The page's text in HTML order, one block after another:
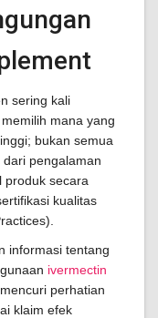
sering kali
mana yang
bukan semua
pengalaman
produk secara
kualitas
informasi tentang
ivermectin
perhatian
klaim efek